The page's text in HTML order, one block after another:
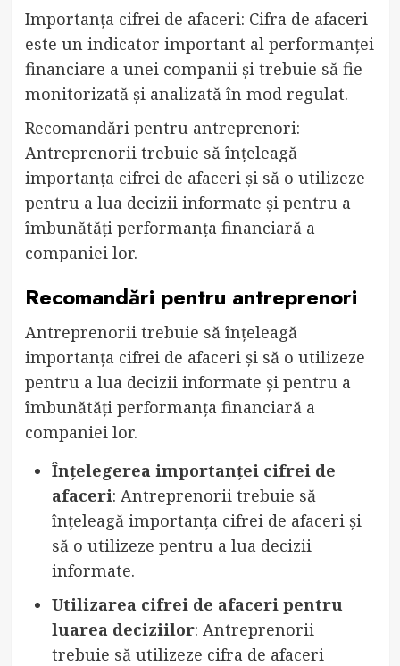
Importanța cifrei de afaceri: Cifra de afaceri
este un indicator important al performanței
financiare a unei companii și trebuie să fie
monitorizată și analizată în mod regulat.
Recomandări pentru antreprenori:
Antreprenorii trebuie să înțeleagă
importanța cifrei de afaceri și să o utilizeze
pentru a lua decizii informate și pentru a
îmbunătăți performanța financiară a
companiei lor.
Recomandări pentru antreprenori
Antreprenorii trebuie să înțeleagă
importanța cifrei de afaceri și să o utilizeze
pentru a lua decizii informate și pentru a
îmbunătăți performanța financiară a
companiei lor.
Înțelegerea importanței cifrei de
afaceri: Antreprenorii trebuie să
înțeleagă importanța cifrei de afaceri și
să o utilizeze pentru a lua decizii
informate.
Utilizarea cifrei de afaceri pentru
luarea deciziilor: Antreprenorii
trebuie să utilizeze cifra de afaceri